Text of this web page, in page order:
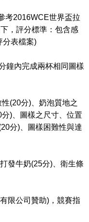
考2016WCE世界盃拉
，評分標準：包含感
分表檔案)
鐘內完成兩杯相同圖樣
(20分)、奶泡質地之
)、圖樣之尺寸、位置
分)、圖樣困難性與達
發牛奶(25分)、衛生條
限公司贊助)，競賽指